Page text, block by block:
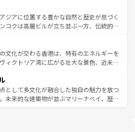
ながら、韓国の多彩な魅力を心ゆくまで味
わってみてほしい。 なお、新着の韓国情報はコンテンツ一
しい。
に伝統が息づく。ハノイの古い町並みやホ
ランス統治時代の建物も、独特の雰囲気を
。また、バラエティの豊かさとおいしさで
バインミー、ベトナムコーヒーなどは、ぜ
たい。どの地域を訪れてもあたたかい人々
てくれるので、きっと忘れられない旅にな
。
ジアに位置する豊かな自然と歴史が息づく
コクは高層ビルが立ち並ぶ一方、伝統的な
ている。北部ではチェンマイなどの山岳地
合い、南部ではプーケットやクラビの美し
ート気分を楽しむことができる。タイ料理
一年中温暖で、どの季節にも異なる楽しみ
親しみやすいタイの人々、仏教を中心とし
多様な観光資源が、訪れる旅人を魅了し続
文化が交わる香港は、特有のエネルギーを
ィクトリア湾に広がる壮大な景色、近未来
ても感動するはず。観光スポットが密集し
く見どころを回れるのも魅力。息をのむよ
化的な体験まで、香港を存分に楽しみ尽く
として多文化が融合した独自の魅力を放つ
未来的な建築物が並ぶマリーナベイ、歴史